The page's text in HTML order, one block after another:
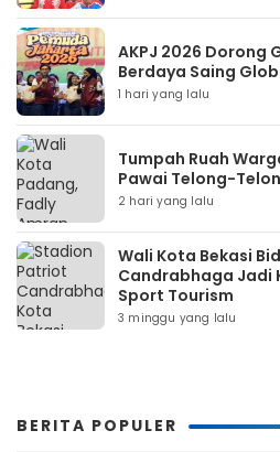
AKPJ 2026 Dorong
Berdaya Saing
1 hari yang lalu
Tumpah Ruah
Pawai Telong-
2 hari yang lalu
Wali Kota Bekasi
Candrabhaga Jadi
Sport Tourism
3 minggu yang lalu
BERITA POPULER